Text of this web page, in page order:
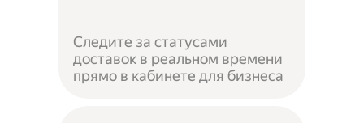
Следите за статусами
доставок в реальном времени
прямо в кабинете для бизнеса